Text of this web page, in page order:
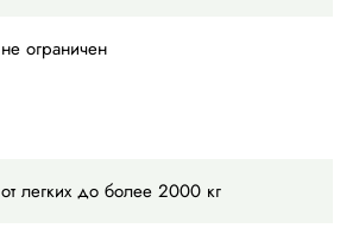
не ограничен
от легких до более 2000 кг